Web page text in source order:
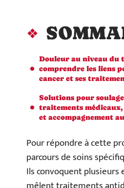
Douleur au niveau du
comprendre les liens
cancer et ses
Solutions pour
traitements
et accompagnement
Pour répondre à cette
parcours de soins
Ils convoquent plusieurs